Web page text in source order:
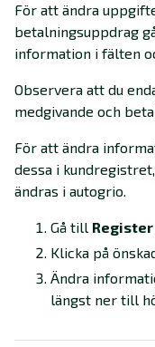
För att ändra
betalningsuppdrag
information i fälten
Observera att du
medgivande och
För att ändra
dessa i
ändras i autogrio.
Gå till Register
Klicka på
Ändra
längst ner till